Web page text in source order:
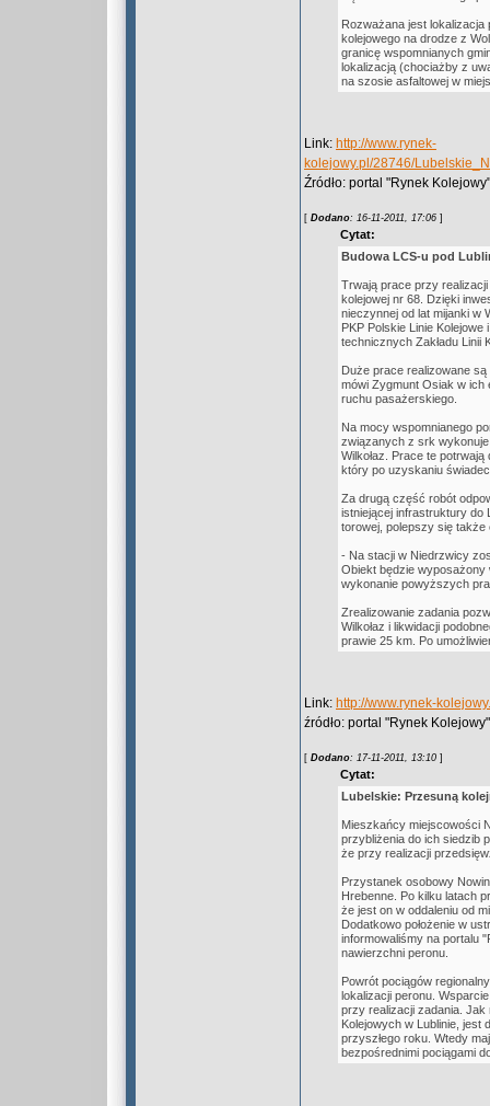
Rozważana jest
kolejowego na drodze z
granicę wspomnianych
lokalizacją (chociażby z
na szosie asfaltowej w
Link: http://www.rynek-
kolejowy.pl/28746/
Źródło: portal "Rynek Kolejowy"
[ Dodano: 16-11-2011, 17:06 ]
Cytat:
Budowa LCS-u pod
Trwają prace przy realizacji
kolejowej nr 68. Dzięki
nieczynnej od lat mijanki w
PKP Polskie Linie
technicznych Zakładu Linii
Duże prace realizowane
mówi Zygmunt Osiak w ich
ruchu pasażerskiego.
Na mocy wspomnianego
związanych z srk wykonuje
Wilkołaz. Prace te
który po uzyskaniu
Za drugą część robót
istniejącej infrastruktury do
torowej, polepszy się także
- Na stacji w Niedrzwicy
Obiekt będzie wyposażony
wykonanie powyższych
Zrealizowanie zadania
Wilkołaz i likwidacji
prawie 25 km. Po
Link: http://www.rynek-
źródło: portal "Rynek Kolejowy"
[ Dodano: 17-11-2011, 13:10 ]
Cytat:
Lubelskie: Przesuną
Mieszkańcy miejscowości
przybliżenia do ich siedzib
że przy realizacji
Przystanek osobowy
Hrebenne. Po kilku latach
że jest on w oddaleniu od
Dodatkowo położenie w
informowaliśmy na portalu
nawierzchni peronu.
Powrót pociągów
lokalizacji peronu.
przy realizacji zadania. Jak
Kolejowych w Lublinie, jest
przyszłego roku. Wtedy
bezpośrednimi pociągami